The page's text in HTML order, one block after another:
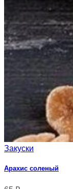
Закуски
Арахис соленый